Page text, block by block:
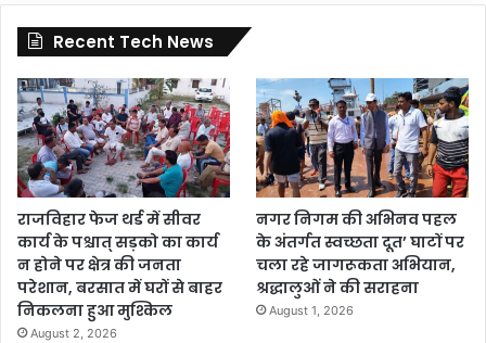
Recent Tech News
राजविहार फेज थर्ड में सीवर
कार्य के पश्चात् सड़को का कार्य
न होने पर क्षेत्र की जनता
परेशान, बरसात में घरों से बाहर
निकलना हुआ मुश्किल
August 2, 2026
नगर निगम की अभिनव पहल
के अंतर्गत स्वच्छता दूत’ घाटों पर
चला रहे जागरूकता अभियान,
श्रद्धालुओं ने की सराहना
August 1, 2026